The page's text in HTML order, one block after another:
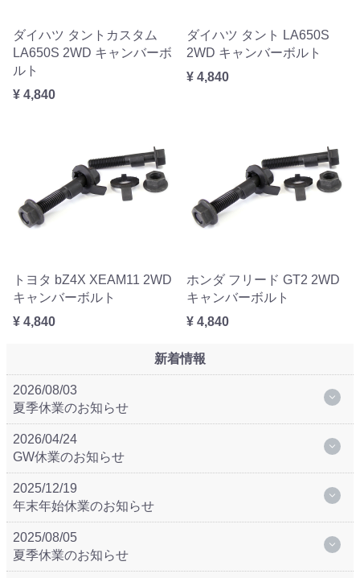
ダイハツ タントカスタム
LA650S 2WD キャンバーボ
ルト
¥ 4,840
ダイハツ タント LA650S
2WD キャンバーボルト
¥ 4,840
トヨタ bZ4X XEAM11 2WD
キャンバーボルト
¥ 4,840
ホンダ フリード GT2 2WD
キャンバーボルト
¥ 4,840
新着情報
2026/08/03
夏季休業のお知らせ
2026/04/24
GW休業のお知らせ
2025/12/19
年末年始休業のお知らせ
2025/08/05
夏季休業のお知らせ